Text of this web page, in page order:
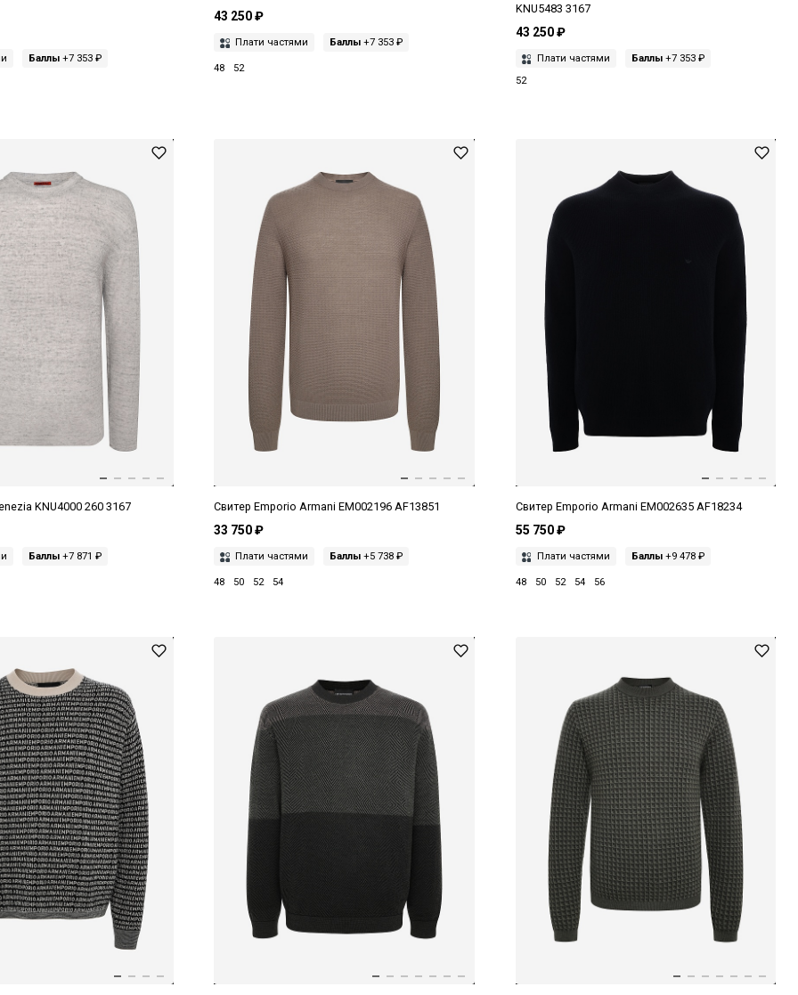
Баллы +7 353 ₽
43 250 ₽
Плати частями Баллы +7 353 ₽
48 52
KNU5483 3167
43 250 ₽
Плати частями Баллы+7 353 ₽
52
KNU4000 260 3167
Баллы +7 871 ₽
Свитер Emporio Armani EM002196 AF13851
33 750 ₽
Плати частями Баллы +5 738 ₽
48 50 52 54
Свитер Emporio Armani EM002635 AF18234
55 750 ₽
Плати частями Баллы+9 478 ₽
48 50 52 54 56